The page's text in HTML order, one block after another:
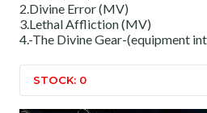
2.Divine Error (MV)
3.Lethal Affliction (MV)
4.-The Divine Gear-(equipment
STOCK: 0